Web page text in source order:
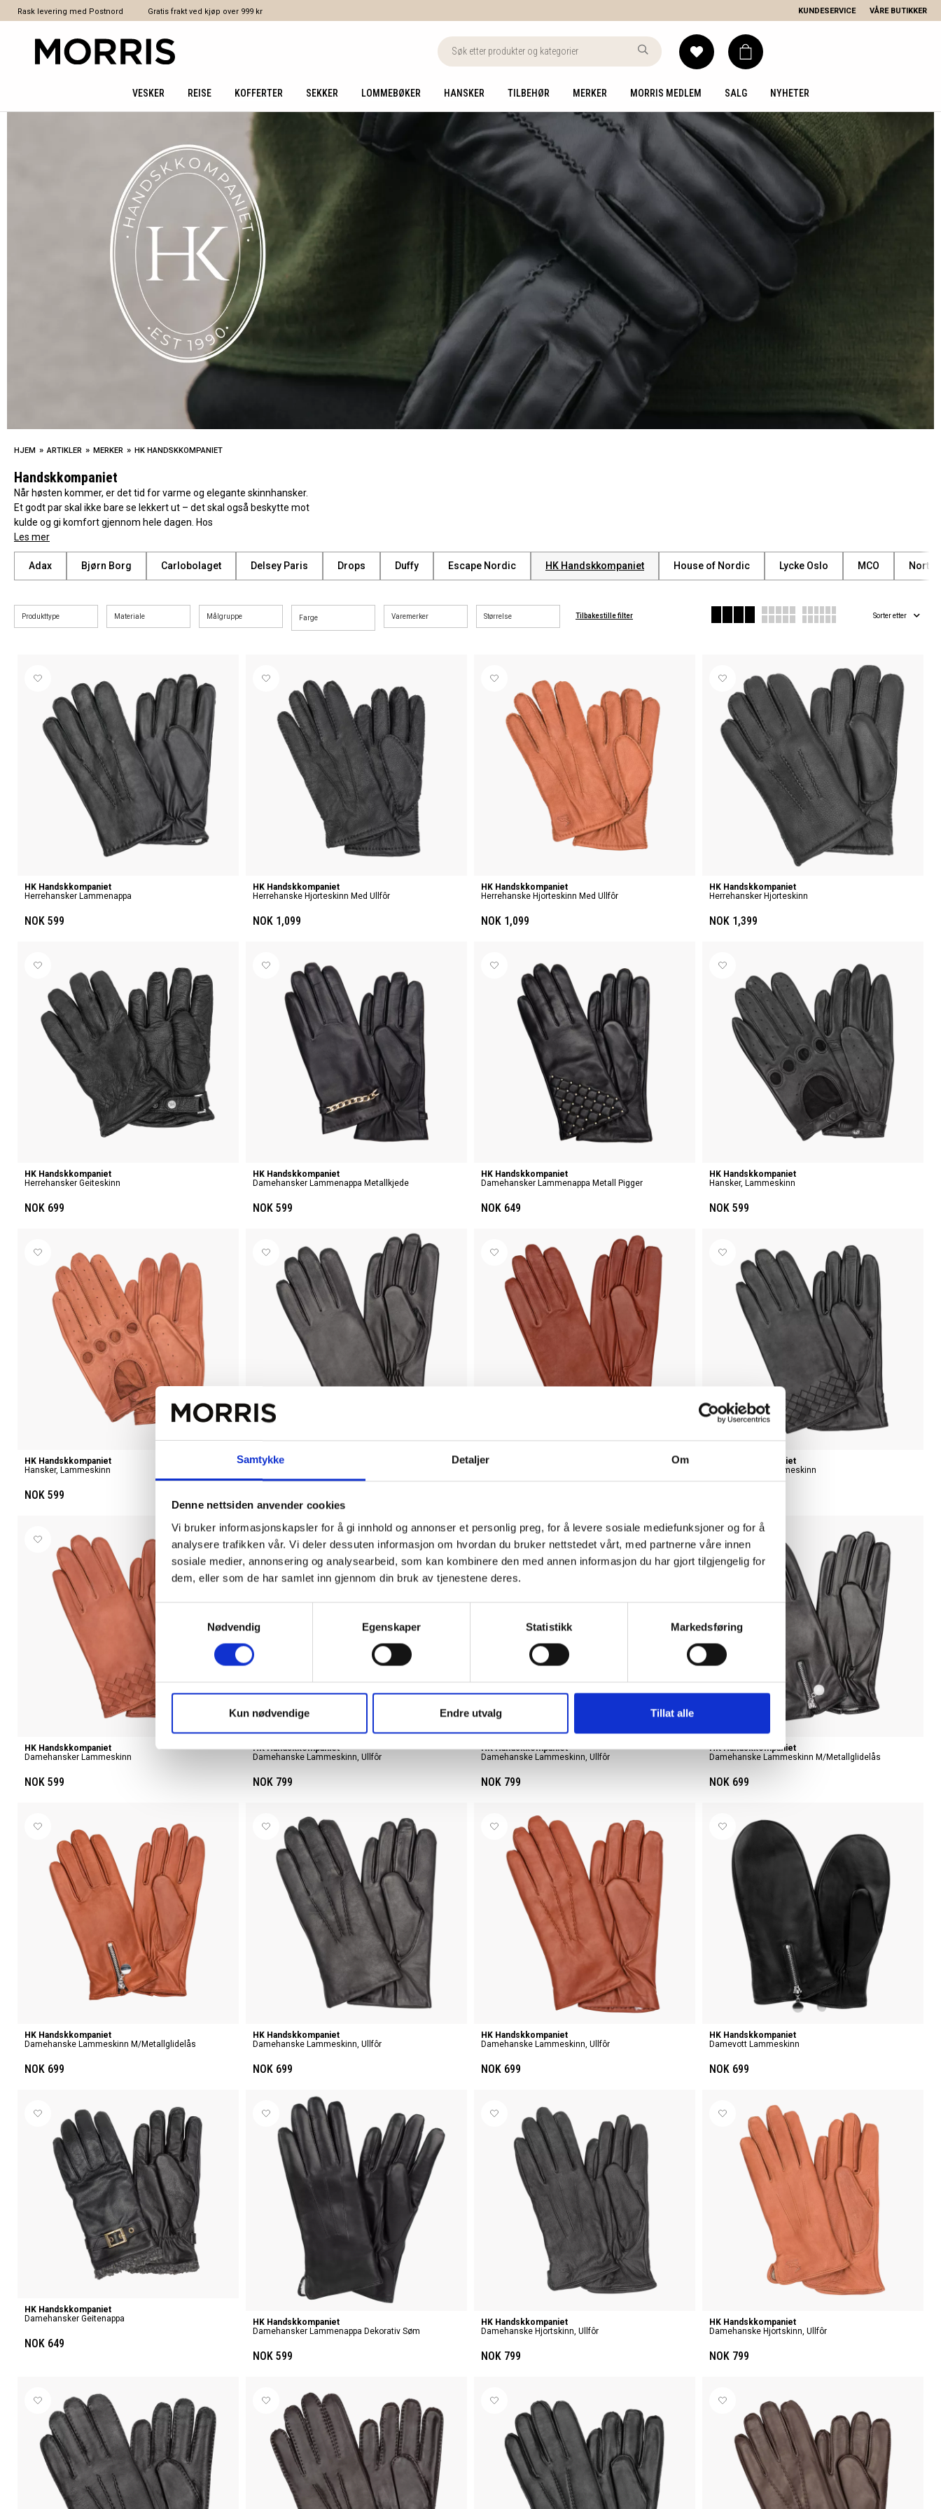
Samtykke Detaljer Om
Denne nettsiden anvender cookies
Vi bruker informasjonskapsler for å gi innhold og annonser et personlig preg, for å levere sosiale mediefunksjoner og for å
analysere trafikken vår. Vi deler dessuten informasjon om hvordan du bruker nettstedet vårt, med partnerne våre innen
sosiale medier, annonsering og analysearbeid, som kan kombinere den med annen informasjon du har gjort tilgjengelig for
dem, eller som de har samlet inn gjennom din bruk av tjenestene deres.
Nødvendig
Egenskaper Statistikk Markedsføring
Kun nødvendige Endre utvalg Tillat alle
Rask levering med Postnord Gratis frakt ved kjøp over 999 kr KUNDESERVICE VÅRE BUTIKKER
VESKER REISE KOFFERTER SEKKER LOMMEBØKER HANSKER TILBEHØR MERKER MORRIS MEDLEM SALG NYHETER
HJEM » ARTIKLER » MERKER » HK HANDSKKOMPANIET
Handskkompaniet
Når høsten kommer, er det tid for varme og elegante skinnhansker.
Et godt par skal ikke bare se lekkert ut – det skal også beskytte mot
kulde og gi komfort gjennom hele dagen. Hos
Les mer
Adax Bjørn Borg Carlobolaget Delsey Paris Drops Duffy Escape Nordic HK Handskkompaniet House of Nordic Lycke Oslo MCO North
Produkttype Materiale Målgruppe Farge Varemerker Størrelse Tilbakestille filter Sorter etter
Herrehansker Lammenappa
HK Handskkompaniet
NOK 599
Herrehanske Hjorteskinn Med Ullfôr
HK Handskkompaniet
NOK 1,099
Herrehanske Hjorteskinn Med Ullfôr
HK Handskkompaniet
NOK 1,099
Herrehansker Hjorteskinn
HK Handskkompaniet
NOK 1,399
Herrehansker Geiteskinn
HK Handskkompaniet
NOK 699
Damehansker Lammenappa Metallkjede
HK Handskkompaniet
NOK 599
Damehansker Lammenappa Metall Pigger
HK Handskkompaniet
NOK 649
Hansker, Lammeskinn
HK Handskkompaniet
NOK 599
Hansker, Lammeskinn
HK Handskkompaniet
NOK 599
HK Handskkompaniet HK Handskkompaniet
Damehansker Lammeskinn
HK Handskkompaniet
Damehansker Lammeskinn
HK Handskkompaniet
NOK 599
Damehanske Lammeskinn, Ullfôr
HK Handskkompaniet
NOK 799
Damehanske Lammeskinn, Ullfôr
HK Handskkompaniet
NOK 799
Damehanske Lammeskinn M/metallglidelås
HK Handskkompaniet
NOK 699
Damehanske Lammeskinn M/metallglidelås
HK Handskkompaniet
NOK 699
Damehanske Lammeskinn, Ullfôr
HK Handskkompaniet
NOK 699
Damehanske Lammeskinn, Ullfôr
HK Handskkompaniet
NOK 699
Damevott Lammeskinn
HK Handskkompaniet
NOK 699
Damehansker Geitenappa
HK Handskkompaniet
NOK 649
Damehansker Lammenappa Dekorativ Søm
HK Handskkompaniet
NOK 599
Damehanske Hjortskinn, Ullfôr
HK Handskkompaniet
NOK 799
Damehanske Hjortskinn, Ullfôr
HK Handskkompaniet
NOK 799